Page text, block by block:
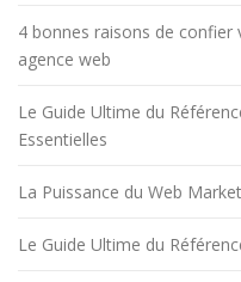
4 bonnes raisons de
agence web
Le Guide Ultime du
Essentielles
La Puissance du Web
Le Guide Ultime du